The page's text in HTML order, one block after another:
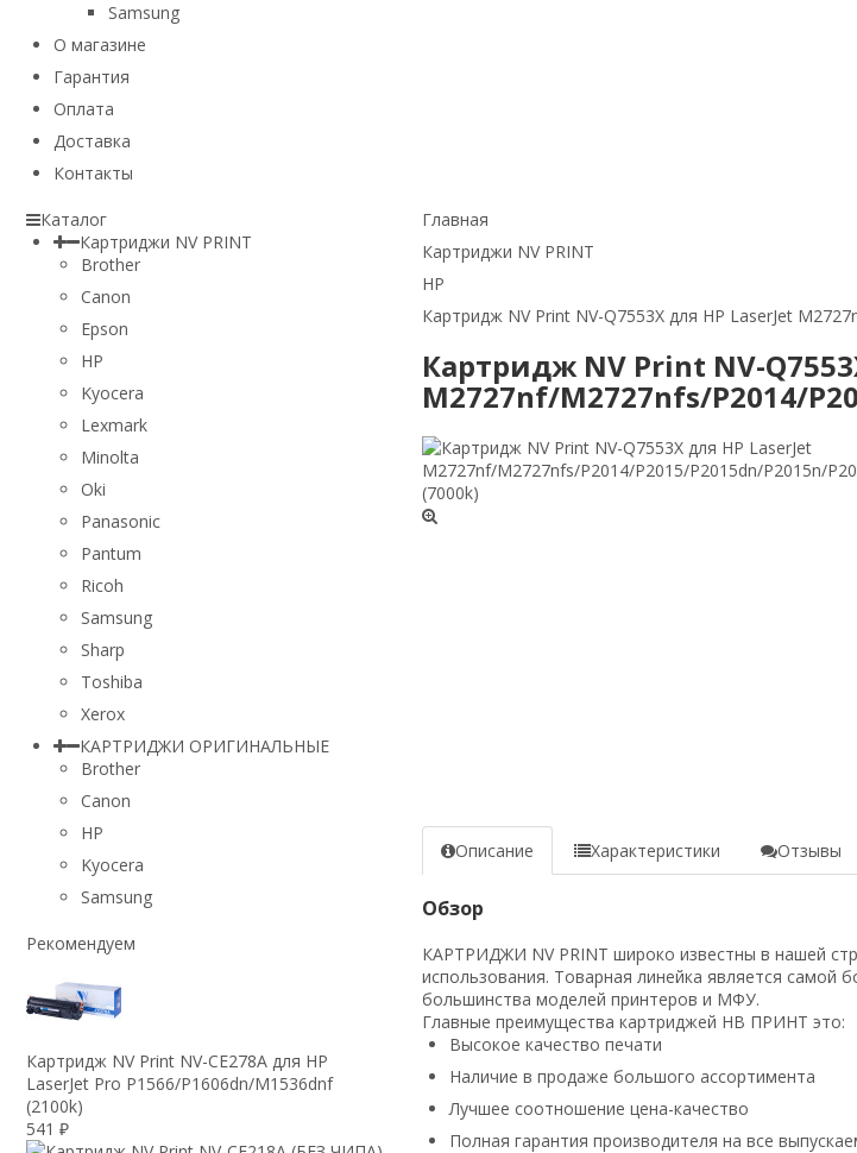
Samsung
О магазине
Гарантия
Оплата
Доставка
Контакты
Главная
Картриджи NV PRINT
HP
Картридж NV Print NV-Q7553X для HP LaserJet
Картридж NV Print NV-
M2727nf/M2727nfs/P2014/
Описание Характеристики Отзывы
Обзор
КАРТРИДЖИ NV PRINT широко известны в нашей
использования. Товарная линейка является
большинства моделей принтеров и МФУ.
Главные преимущества картриджей НВ ПРИНТ это:
Высокое качество печати
Наличие в продаже большого ассортимента
Лучшее соотношение цена-качество
Полная гарантия производителя на все
Каталог
Картриджи NV PRINT
Brother
Canon
Epson
HP
Kyocera
Lexmark
Minolta
Oki
Panasonic
Pantum
Ricoh
Samsung
Sharp
Toshiba
Xerox
КАРТРИДЖИ ОРИГИНАЛЬНЫЕ
Brother
Canon
HP
Kyocera
Samsung
Рекомендуем
Картридж NV Print NV-CE278A для HP
LaserJet Pro P1566/P1606dn/M1536dnf
(2100k)
541 ₽